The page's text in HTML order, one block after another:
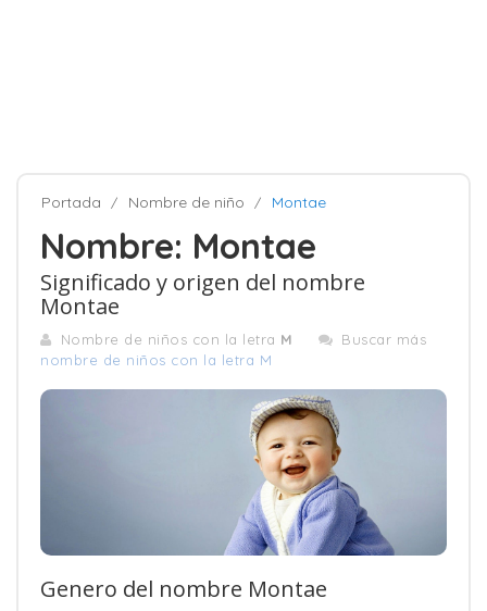
Portada Nombre de niño Montae
Nombre: Montae
Significado y origen del nombre
Montae
Nombre de niños con la letra M
Buscar más
nombre de niños con la letra M
Genero del nombre Montae